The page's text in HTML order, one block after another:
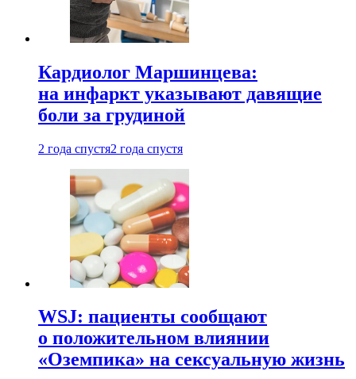
Кардиолог Маршинцева:
на инфаркт указывают давящие
боли за грудиной
2 года спустя2 года спустя
WSJ: пациенты сообщают
о положительном влиянии
«Оземпика» на сексуальную жизнь